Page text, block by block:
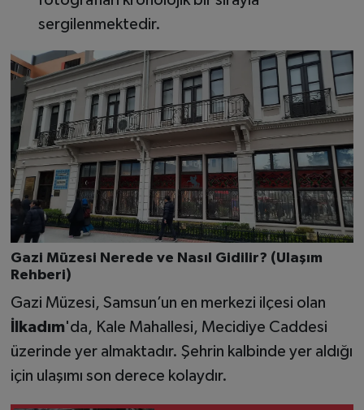
sergilenmektedir.
Gazi Müzesi Nerede ve Nasıl Gidilir? (Ulaşım
Rehberi)
Gazi Müzesi, Samsun’un en merkezi ilçesi olan
İlkadım'da, Kale Mahallesi, Mecidiye Caddesi
üzerinde yer almaktadır. Şehrin kalbinde yer aldığı
için ulaşımı son derece kolaydır.